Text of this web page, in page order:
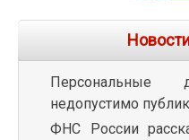
Персональные
недопустимо
ФНС России